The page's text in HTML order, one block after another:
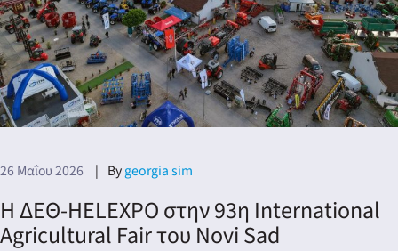
26 Μαΐου 2026 Bygeorgia sim
Η ΔΕΘ-HELEXPO στην 93η International
Agricultural Fair του Novi Sad